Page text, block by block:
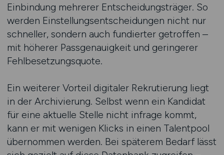
Einbindung mehrerer Entscheidungsträger. So
werden Einstellungsentscheidungen nicht nur
schneller, sondern auch fundierter getroffen –
mit höherer Passgenauigkeit und geringerer
Fehlbesetzungsquote.
Ein weiterer Vorteil digitaler Rekrutierung liegt
in der Archivierung. Selbst wenn ein Kandidat
für eine aktuelle Stelle nicht infrage kommt,
kann er mit wenigen Klicks in einen Talentpool
übernommen werden. Bei späterem Bedarf lässt